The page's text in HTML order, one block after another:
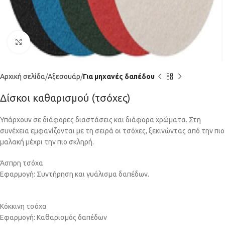
Click to enlarge
Αρχική σελίδα Αξεσουάρ Για μηχανές δαπέδου
Δίσκοι καθαρισμού (τσόχες)
Υπάρχουν σε διάφορες διαστάσεις και διάφορα χρώματα. Στη
συνέχεια εμφανίζονται με τη σειρά οι τσόχες, ξεκινώντας από την πιο
μαλακή μέχρι την πιο σκληρή.
Άσπρη τσόχα
Εφαρμογή: Συντήρηση και γυάλισμα δαπέδων.
Κόκκινη τσόχα
Εφαρμογή: Καθαρισμός δαπέδων